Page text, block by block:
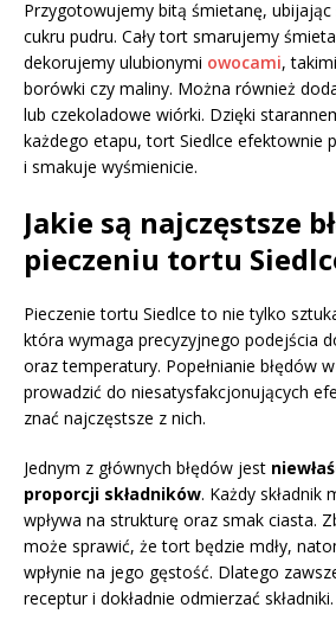
Przygotowujemy bitą śmietanę,
cukru pudru. Cały tort smarujemy
dekorujemy ulubionymi owocami,
borówki czy maliny. Można również
lub czekoladowe wiórki. Dzięki
każdego etapu, tort Siedlce efektownie
i smakuje wyśmienicie.
Jakie są najczęstsze
pieczeniu tortu
Pieczenie tortu Siedlce to nie tylko
która wymaga precyzyjnego podejścia
oraz temperatury. Popełnianie błędów
prowadzić do niesatysfakcjonujących
znać najczęstsze z nich.
Jednym z głównych błędów jest
proporcji składników. Każdy składnik
wpływa na strukturę oraz smak ciasta.
może sprawić, że tort będzie mdły,
wpłynie na jego gęstość. Dlatego
receptur i dokładnie odmierzać składniki.